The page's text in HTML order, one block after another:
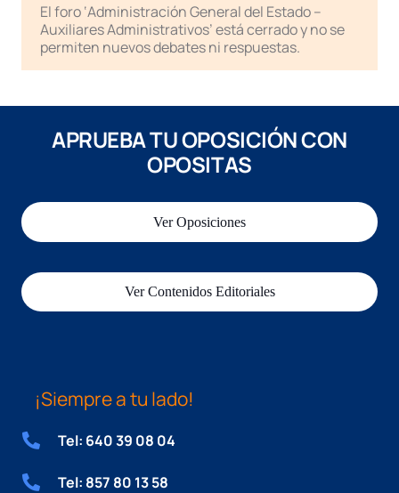
El foro ‘Administración General del Estado –
Auxiliares Administrativos’ está cerrado y no se
permiten nuevos debates ni respuestas.
APRUEBA TU OPOSICIÓN CON
OPOSITAS
Ver Oposiciones
Ver Contenidos Editoriales
¡Siempre a tu lado!
Tel: 640 39 08 04
Tel: 857 80 13 58